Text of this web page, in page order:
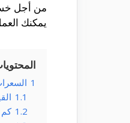
من أجل
يمكنك
1
1.1
1.2 كم